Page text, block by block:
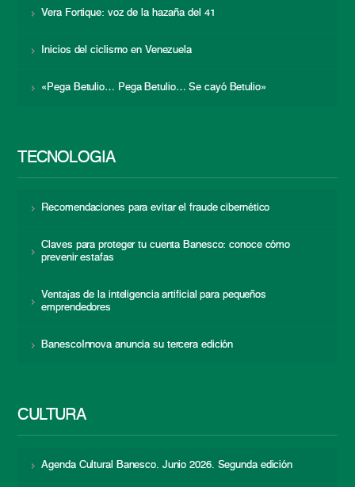
Vera Fortique: voz de la hazaña del 41
Inicios del ciclismo en Venezuela
«Pega Betulio… Pega Betulio… Se cayó Betulio»
TECNOLOGÍA
Recomendaciones para evitar el fraude cibernético
Claves para proteger tu cuenta Banesco: conoce cómo
prevenir estafas
Ventajas de la inteligencia artificial para pequeños
emprendedores
BanescoInnova anuncia su tercera edición
CULTURA
Agenda Cultural Banesco. Junio 2026. Segunda edición